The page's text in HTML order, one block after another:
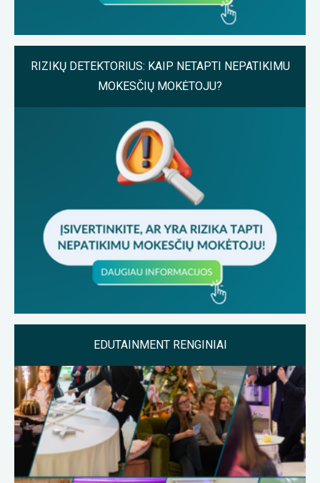
RIZIKŲ DETEKTORIUS: KAIP NETAPTI NEPATIKIMU
MOKESČIŲ MOKĖTOJU?
EDUTAINMENT RENGINIAI